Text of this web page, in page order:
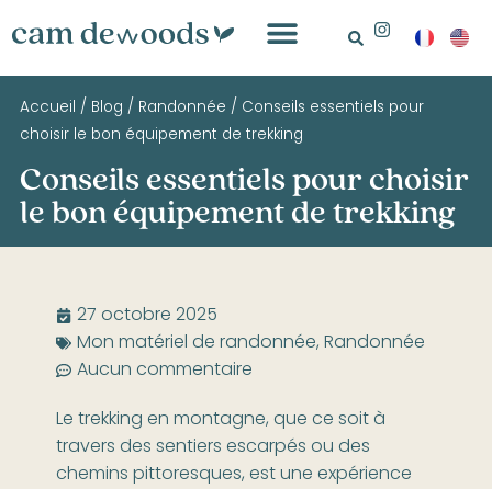
Accueil / Blog / Randonnée / Conseils essentiels pour
choisir le bon équipement de trekking
Conseils essentiels pour choisir
le bon équipement de trekking
27 octobre 2025
Mon matériel de randonnée,Randonnée
Aucun commentaire
Le trekking en montagne, que ce soit à
travers des sentiers escarpés ou des
chemins pittoresques, est une expérience